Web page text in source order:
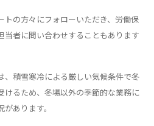
トの方々にフォローいただき、労働保
当者に問い合わせすることもあります
、積雪寒冷による厳しい気候条件で冬
けるため、冬場以外の季節的な業務に
あります。